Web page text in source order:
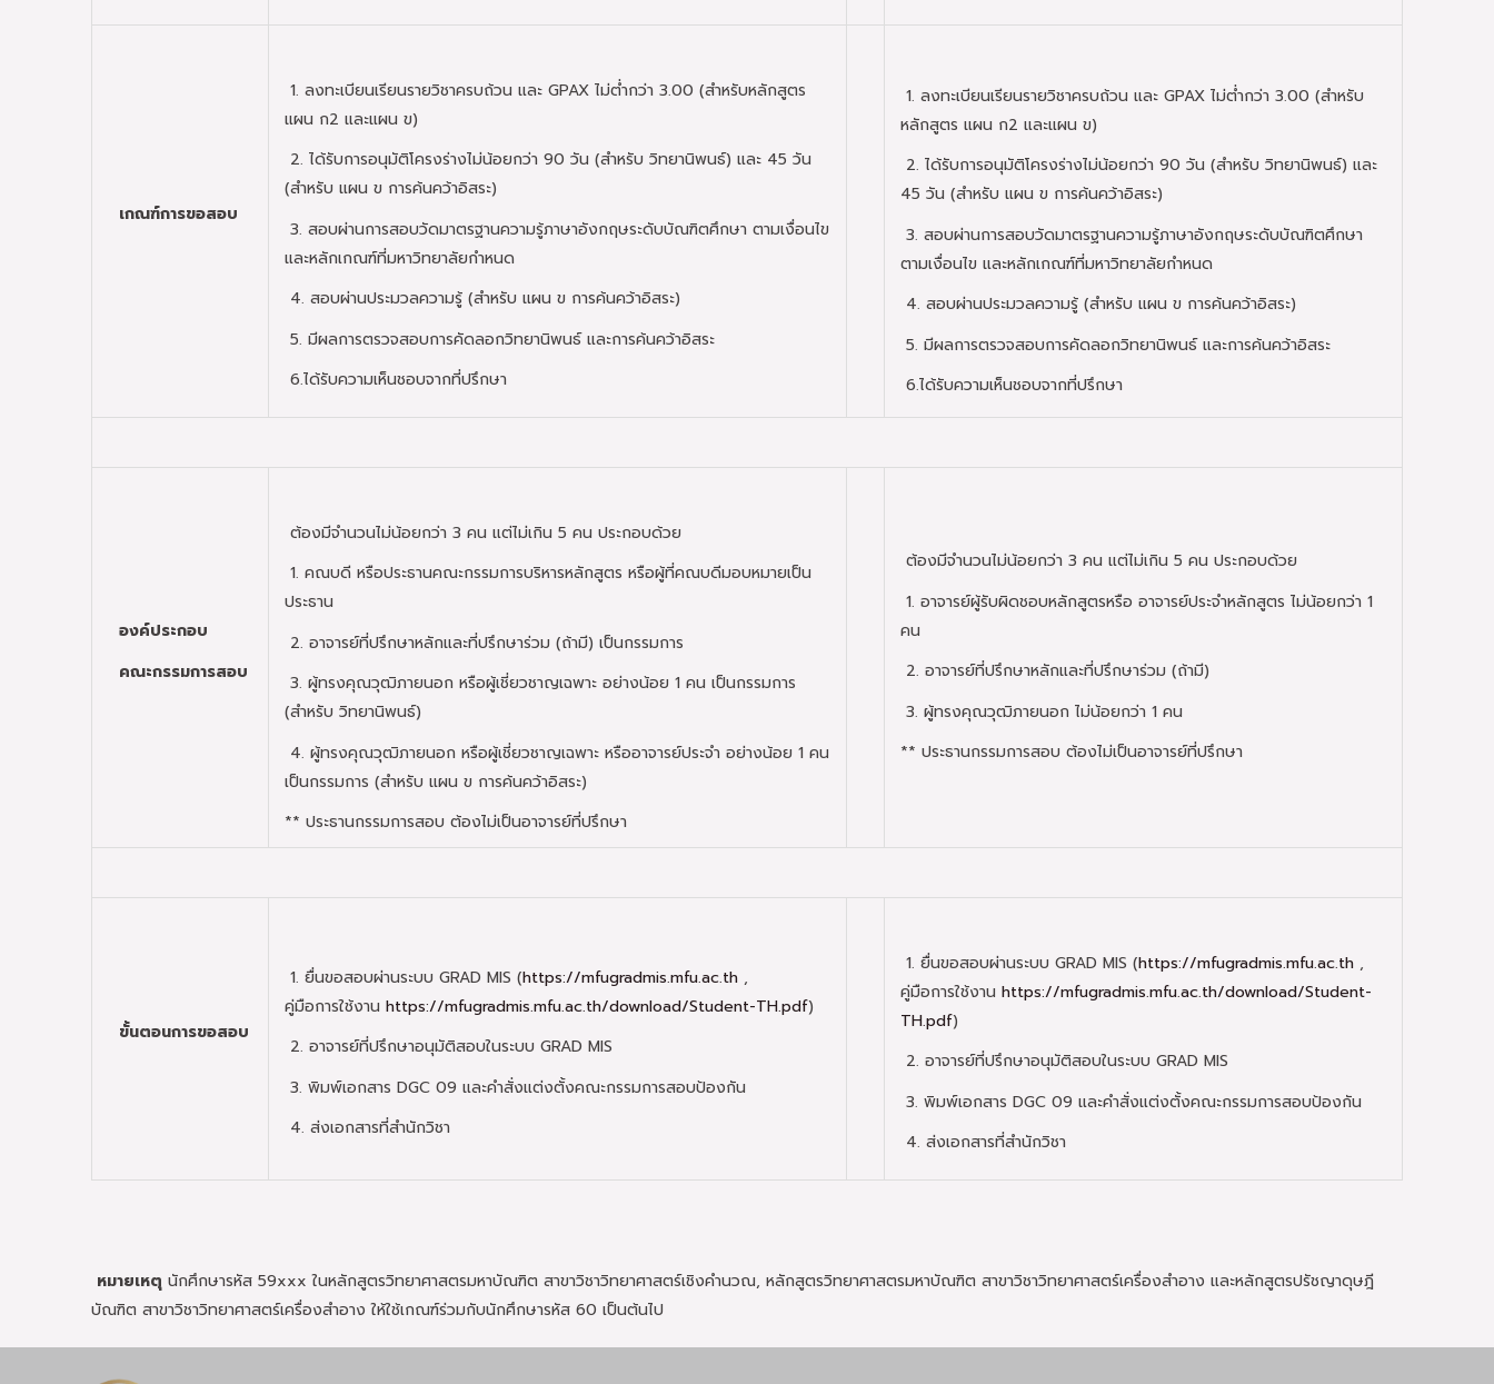
เกณฑ์การขอสอบ
1. ลงทะเบียนเรียนรายวิชาครบถ้วน และ GPAX ไม่ต่ำกว่า 3.00 (สำหรับหลักสูตร
แผน ก2 และแผน ข)
2. ได้รับการอนุมัติโครงร่างไม่น้อยกว่า 90 วัน (สำหรับ วิทยานิพนธ์) และ 45 วัน
(สำหรับ แผน ข การค้นคว้าอิสระ)
3. สอบผ่านการสอบวัดมาตรฐานความรู้ภาษาอังกฤษระดับบัณฑิตศึกษา ตามเงื่อนไข
และหลักเกณฑ์ที่มหาวิทยาลัยกำหนด
4. สอบผ่านประมวลความรู้ (สำหรับ แผน ข การค้นคว้าอิสระ)
5. มีผลการตรวจสอบการคัดลอกวิทยานิพนธ์ และการค้นคว้าอิสระ
6.ได้รับความเห็นชอบจากที่ปรึกษา
1. ลงทะเบียนเรียนรายวิชาครบถ้วน และ GPAX ไม่ต่ำกว่า 3.00 (สำหรับ
หลักสูตร แผน ก2 และแผน ข)
2. ได้รับการอนุมัติโครงร่างไม่น้อยกว่า 90 วัน (สำหรับ วิทยานิพนธ์) และ
45 วัน (สำหรับ แผน ข การค้นคว้าอิสระ)
3. สอบผ่านการสอบวัดมาตรฐานความรู้ภาษาอังกฤษระดับบัณฑิตศึกษา
ตามเงื่อนไข และหลักเกณฑ์ที่มหาวิทยาลัยกำหนด
4. สอบผ่านประมวลความรู้ (สำหรับ แผน ข การค้นคว้าอิสระ)
5. มีผลการตรวจสอบการคัดลอกวิทยานิพนธ์ และการค้นคว้าอิสระ
6.ได้รับความเห็นชอบจากที่ปรึกษา
องค์ประกอบ
คณะกรรมการสอบ
ต้องมีจำนวนไม่น้อยกว่า 3 คน แต่ไม่เกิน 5 คน ประกอบด้วย
1. คณบดี หรือประธานคณะกรรมการบริหารหลักสูตร หรือผู้ที่คณบดีมอบหมายเป็น
ประธาน
2. อาจารย์ที่ปรึกษาหลักและที่ปรึกษาร่วม (ถ้ามี) เป็นกรรมการ
3. ผู้ทรงคุณวุฒิภายนอก หรือผู้เชี่ยวชาญเฉพาะ อย่างน้อย 1 คน เป็นกรรมการ
(สำหรับ วิทยานิพนธ์)
4. ผู้ทรงคุณวุฒิภายนอก หรือผู้เชี่ยวชาญเฉพาะ หรืออาจารย์ประจำ อย่างน้อย 1 คน
เป็นกรรมการ (สำหรับ แผน ข การค้นคว้าอิสระ)
** ประธานกรรมการสอบ ต้องไม่เป็นอาจารย์ที่ปรึกษา
ต้องมีจำนวนไม่น้อยกว่า 3 คน แต่ไม่เกิน 5 คน ประกอบด้วย
1. อาจารย์ผู้รับผิดชอบหลักสูตรหรือ อาจารย์ประจำหลักสูตร ไม่น้อยกว่า 1
คน
2. อาจารย์ที่ปรึกษาหลักและที่ปรึกษาร่วม (ถ้ามี)
3. ผู้ทรงคุณวุฒิภายนอก ไม่น้อยกว่า 1 คน
** ประธานกรรมการสอบ ต้องไม่เป็นอาจารย์ที่ปรึกษา
ขั้นตอนการขอสอบ
1. ยื่นขอสอบผ่านระบบ GRAD MIS (https://mfugradmis.mfu.ac.th ,
คู่มือการใช้งาน https://mfugradmis.mfu.ac.th/download/Student-TH.pdf)
2. อาจารย์ที่ปรึกษาอนุมัติสอบในระบบ GRAD MIS
3. พิมพ์เอกสาร DGC 09 และคำสั่งแต่งตั้งคณะกรรมการสอบป้องกัน
4. ส่งเอกสารที่สำนักวิชา
1. ยื่นขอสอบผ่านระบบ GRAD MIS (https://mfugradmis.mfu.ac.th ,
คู่มือการใช้งาน https://mfugradmis.mfu.ac.th/download/Student-
TH.pdf)
2. อาจารย์ที่ปรึกษาอนุมัติสอบในระบบ GRAD MIS
3. พิมพ์เอกสาร DGC 09 และคำสั่งแต่งตั้งคณะกรรมการสอบป้องกัน
4. ส่งเอกสารที่สำนักวิชา
หมายเหตุ นักศึกษารหัส 59xxx ในหลักสูตรวิทยาศาสตรมหาบัณฑิต สาขาวิชาวิทยาศาสตร์เชิงคำนวณ, หลักสูตรวิทยาศาสตรมหาบัณฑิต สาขาวิชาวิทยาศาสตร์เครื่องสำอาง และหลักสูตรปรัชญาดุษฎี
บัณฑิต สาขาวิชาวิทยาศาสตร์เครื่องสำอาง ให้ใช้เกณฑ์ร่วมกับนักศึกษารหัส 60 เป็นต้นไป